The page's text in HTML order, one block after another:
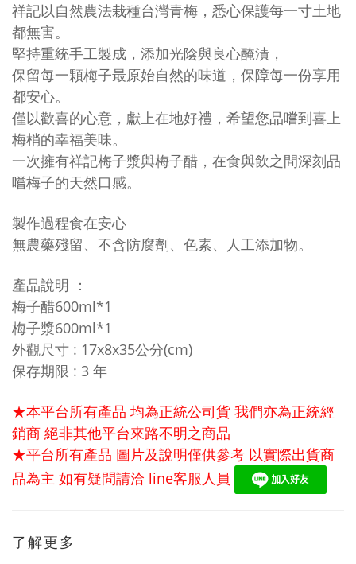
祥記以自然農法栽種台灣青梅，悉心保護每一寸土地
都無害。
堅持重統手工製成，添加光陰與良心醃漬，
保留每一顆梅子最原始自然的味道，保障每一份享用
都安心。
僅以歡喜的心意，獻上在地好禮，希望您品嚐到喜上
梅梢的幸福美味。
一次擁有祥記梅子漿與梅子醋，在食與飲之間深刻品
嚐梅子的天然口感。
製作過程食在安心
無農藥殘留、不含防腐劑、色素、人工添加物。
產品說明 ：
梅子醋600ml*1
梅子漿600ml*1
外觀尺寸 : 17x8x35公分(cm)
保存期限 : 3 年
★本平台所有產品 均為正統公司貨 我們亦為正統經
銷商 絕非其他平台來路不明之商品
★平台所有產品 圖片及說明僅供參考 以實際出貨商
品為主 如有疑問請洽 line客服人員
了解更多